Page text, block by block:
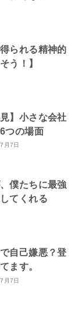
られる精神的
う！】
】小さな会社
つの場面
月7日
僕たちに最強
てくれる
自己嫌悪？登
ます。
月7日